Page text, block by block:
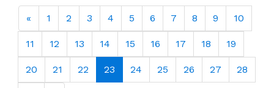
« 1 2 3 4 5 6 7 8 9 10
11 12 13 14 15 16 17 18 19
20 21 22 23 24 25 26 27 28